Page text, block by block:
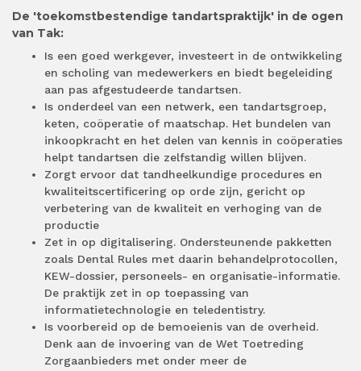
De 'toekomstbestendige tandartspraktijk' in de ogen
van Tak:
Is een goed werkgever, investeert in de ontwikkeling
en scholing van medewerkers en biedt begeleiding
aan pas afgestudeerde tandartsen.
Is onderdeel van een netwerk, een tandartsgroep,
keten, coöperatie of maatschap. Het bundelen van
inkoopkracht en het delen van kennis in coöperaties
helpt tandartsen die zelfstandig willen blijven.
Zorgt ervoor dat tandheelkundige procedures en
kwaliteitscertificering op orde zijn, gericht op
verbetering van de kwaliteit en verhoging van de
productie
Zet in op digitalisering. Ondersteunende pakketten
zoals Dental Rules met daarin behandelprotocollen,
KEW-dossier, personeels- en organisatie-informatie.
De praktijk zet in op toepassing van
informatietechnologie en teledentistry.
Is voorbereid op de bemoeienis van de overheid.
Denk aan de invoering van de Wet Toetreding
Zorgaanbieders met onder meer de